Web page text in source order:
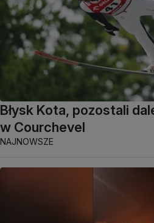
Błysk Kota, pozostali
w Courchevel
NAJNOWSZE